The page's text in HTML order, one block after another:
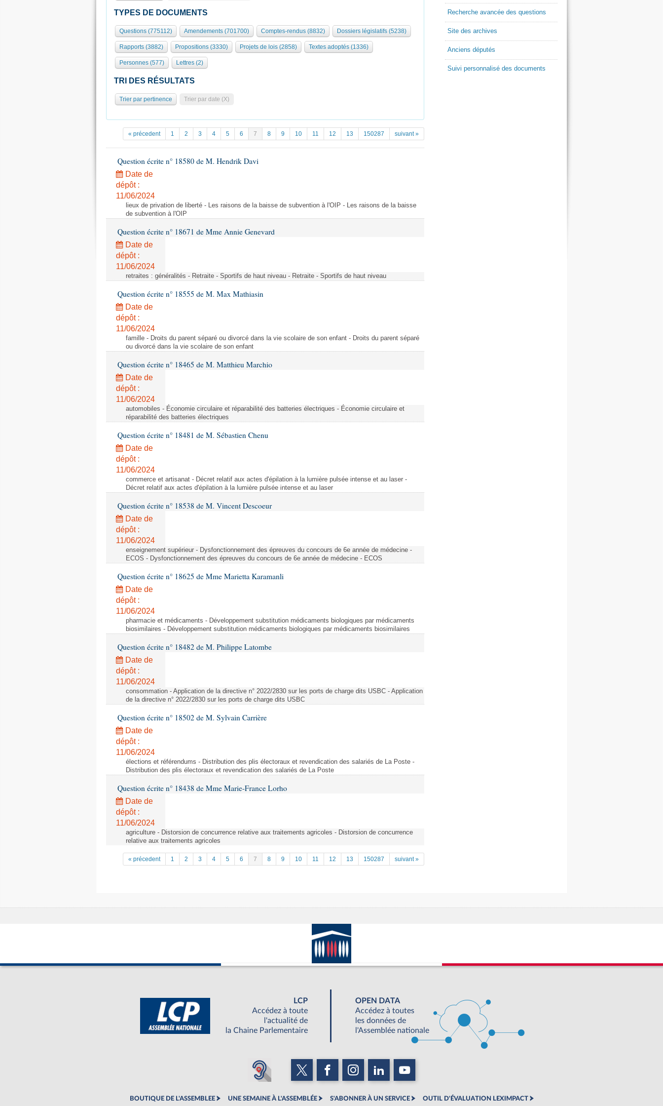
TYPES DE DOCUMENTS
Questions (775112) Amendements (701700) Comptes-rendus (8832) Dossiers législatifs (5238)
Rapports (3882) Propositions (3330) Projets de lois (2858) Textes adoptés (1336)
Personnes (577) Lettres (2)
TRI DES RÉSULTATS
Trier par pertinence Trier par date (X)
« précedent 1 2 3 4 5 6 7 8 9 10 11 12 13 150287 suivant »
Question écrite n° 18580 de M. Hendrik Davi
Date de
dépôt :
11/06/2024
lieux de privation de liberté - Les raisons de la baisse de subvention à l'OIP - Les raisons de la baisse
de subvention à l'OIP
Question écrite n° 18671 de Mme Annie Genevard
Date de
dépôt :
11/06/2024
retraites : généralités - Retraite - Sportifs de haut niveau - Retraite - Sportifs de haut niveau
Question écrite n° 18555 de M. Max Mathiasin
Date de
dépôt :
11/06/2024
famille - Droits du parent séparé ou divorcé dans la vie scolaire de son enfant - Droits du parent séparé
ou divorcé dans la vie scolaire de son enfant
Question écrite n° 18465 de M. Matthieu Marchio
Date de
dépôt :
11/06/2024
automobiles - Économie circulaire et réparabilité des batteries électriques - Économie circulaire et
réparabilité des batteries électriques
Question écrite n° 18481 de M. Sébastien Chenu
Date de
dépôt :
11/06/2024
commerce et artisanat - Décret relatif aux actes d'épilation à la lumière pulsée intense et au laser -
Décret relatif aux actes d'épilation à la lumière pulsée intense et au laser
Question écrite n° 18538 de M. Vincent Descoeur
Date de
dépôt :
11/06/2024
enseignement supérieur - Dysfonctionnement des épreuves du concours de 6e année de médecine -
ECOS - Dysfonctionnement des épreuves du concours de 6e année de médecine - ECOS
Question écrite n° 18625 de Mme Marietta Karamanli
Date de
dépôt :
11/06/2024
pharmacie et médicaments - Développement substitution médicaments biologiques par médicaments
biosimilaires - Développement substitution médicaments biologiques par médicaments biosimilaires
Question écrite n° 18482 de M. Philippe Latombe
Date de
dépôt :
11/06/2024
consommation - Application de la directive n° 2022/2830 sur les ports de charge dits USBC - Application
de la directive n° 2022/2830 sur les ports de charge dits USBC
Question écrite n° 18502 de M. Sylvain Carrière
Date de
dépôt :
11/06/2024
élections et référendums - Distribution des plis électoraux et revendication des salariés de La Poste -
Distribution des plis électoraux et revendication des salariés de La Poste
Question écrite n° 18438 de Mme Marie-France Lorho
Date de
dépôt :
11/06/2024
agriculture - Distorsion de concurrence relative aux traitements agricoles - Distorsion de concurrence
relative aux traitements agricoles
« précedent 1 2 3 4 5 6 7 8 9 10 11 12 13 150287 suivant »
Recherche avancée des questions
Site des archives
Anciens députés
Suivi personnalisé des documents
LCP
Accédez à toute
l'actualité de
la Chaine Parlementaire
OPEN DATA
Accédez à toutes
les données de
l'Assemblée nationale
BOUTIQUE DE L'ASSEMBLEE UNE SEMAINE À L'ASSEMBLÉE S'ABONNER À UN SERVICE OUTIL D'ÉVALUATION LEXIMPACT